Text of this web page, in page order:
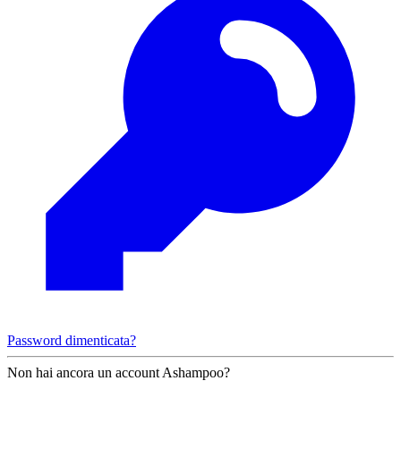
Password dimenticata?
Non hai ancora un account Ashampoo?